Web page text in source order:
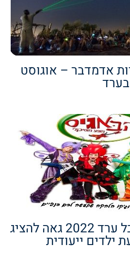
אדמדבר – אוגוסט
פסטיבל ערד 2022 גאה להציג
ילדים ייעודית